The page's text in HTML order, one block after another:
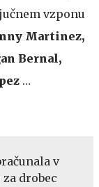
vzponu
Martinez,
Bernal,
…
v
drobec